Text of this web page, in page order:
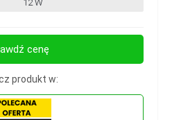
12 W
cenę
produkt w: